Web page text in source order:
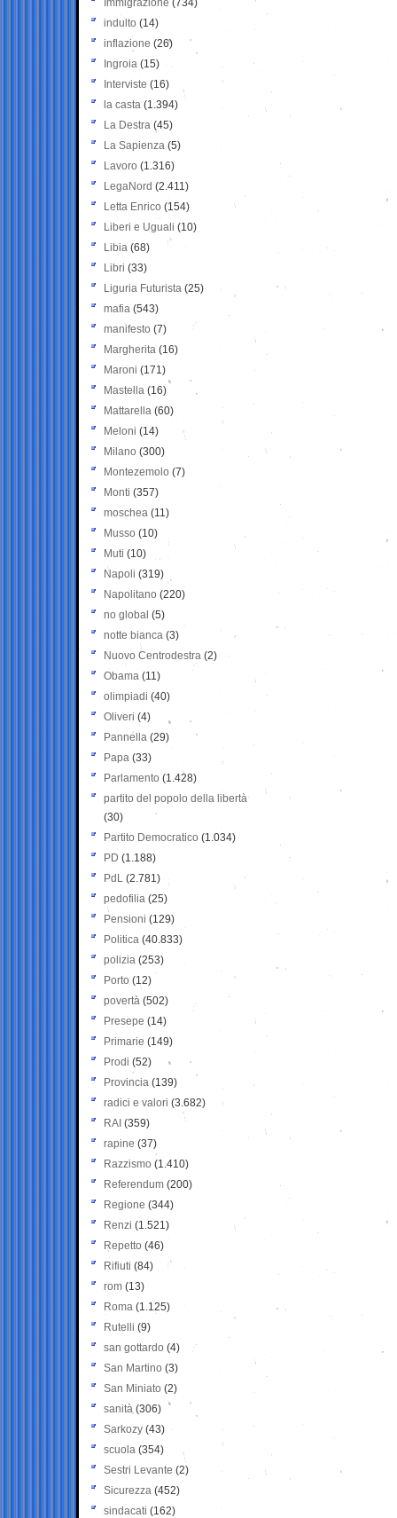
Immigrazione (734)
indulto (14)
inflazione (26)
Ingroia (15)
Interviste (16)
la casta (1.394)
La Destra (45)
La Sapienza (5)
Lavoro (1.316)
LegaNord (2.411)
Letta Enrico (154)
Liberi e Uguali (10)
Libia (68)
Libri (33)
Liguria Futurista (25)
mafia (543)
manifesto (7)
Margherita (16)
Maroni (171)
Mastella (16)
Mattarella (60)
Meloni (14)
Milano (300)
Montezemolo (7)
Monti (357)
moschea (11)
Musso (10)
Muti (10)
Napoli (319)
Napolitano (220)
no global (5)
notte bianca (3)
Nuovo Centrodestra (2)
Obama (11)
olimpiadi (40)
Oliveri (4)
Pannella (29)
Papa (33)
Parlamento (1.428)
partito del popolo della libertà
(30)
Partito Democratico (1.034)
PD (1.188)
PdL (2.781)
pedofilia (25)
Pensioni (129)
Politica (40.833)
polizia (253)
Porto (12)
povertà (502)
Presepe (14)
Primarie (149)
Prodi (52)
Provincia (139)
radici e valori (3.682)
RAI (359)
rapine (37)
Razzismo (1.410)
Referendum (200)
Regione (344)
Renzi (1.521)
Repetto (46)
Rifiuti (84)
rom (13)
Roma (1.125)
Rutelli (9)
san gottardo (4)
San Martino (3)
San Miniato (2)
sanità (306)
Sarkozy (43)
scuola (354)
Sestri Levante (2)
Sicurezza (452)
sindacati (162)